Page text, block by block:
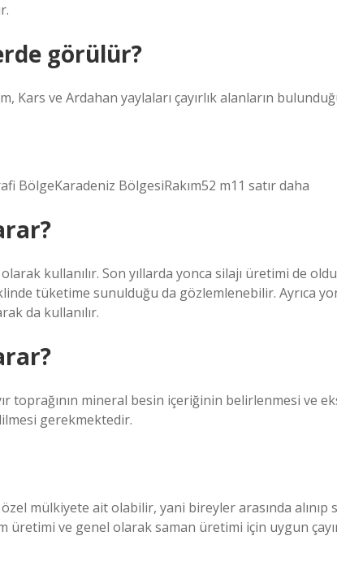
görülür?
Kars ve Ardahan yaylaları çayırlık alanların
BölgeKaradeniz BölgesiRakım52 m11 satır daha
kullanılır. Son yıllarda yonca silajı üretimi de
tüketime sunulduğu da gözlemlenebilir. Ayrıca
da kullanılır.
toprağının mineral besin içeriğinin belirlenmesi ve
gerekmektedir.
özel mülkiyete ait olabilir, yani bireyler arasında alınıp
üretimi ve genel olarak saman üretimi için uygun